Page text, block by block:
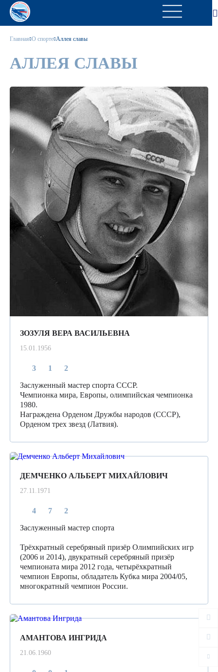
Главная О спорте Аллея славы
АЛЛЕЯ СЛАВЫ
ЗОЗУЛЯ ВЕРА ВАСИЛЬЕВНА
15.01.1956
3 1 2
Заслуженный мастер спорта СССР.
Чемпионка мира, Европы, олимпийская чемпионка
1980.
Награждена Орденом Дружбы народов (СССР),
Орденом трех звезд (Латвия).
ДЕМЧЕНКО АЛЬБЕРТ МИХАЙЛОВИЧ
27.11.1971
4 7 2
Заслуженный мастер спорта
Трёхкратный серебряный призёр Олимпийских игр
(2006 и 2014), двукратный серебряный призёр
чемпионата мира 2012 года, четырёхкратный
чемпион Европы, обладатель Кубка мира 2004/05,
многократный чемпион России.
АМАНТОВА ИНГРИДА
21.06.1960